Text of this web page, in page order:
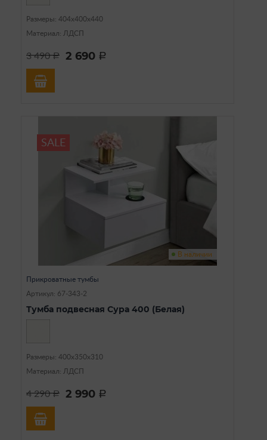
Размеры: 404х400х440
Материал: ЛДСП
3 490a 2 690 a
SALE
В наличии
Прикроватные тумбы
Артикул: 67-343-2
Тумба подвесная Сура 400 (Белая)
Размеры: 400х350х310
Материал: ЛДСП
4 290a 2 990 a